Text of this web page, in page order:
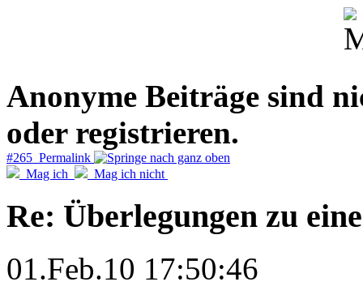
Anonyme Beiträge sind
oder registrieren.
#265 Permalink
Mag ich
Mag ich nicht
Re: Überlegungen zu
01.Feb.10 17:50:46